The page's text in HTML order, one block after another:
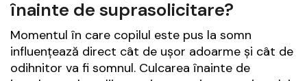
înainte de suprasolicitare?
Momentul în care copilul este pus la somn
influențează direct cât de ușor adoarme și cât de
odihnitor va fi somnul. Culcarea înainte de